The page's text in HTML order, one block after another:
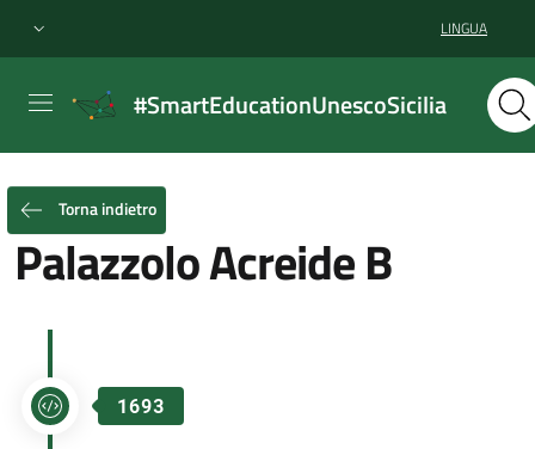
LINGUA
#SmartEducationUnescoSicilia
Torna indietro
Palazzolo Acreide B
1693